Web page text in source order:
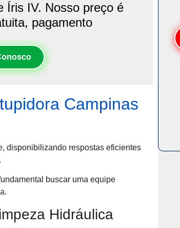
Íris IV. Nosso preço é
pagamento
Campinas
disponibilizando respostas eficientes
buscar uma equipe
Hidráulica